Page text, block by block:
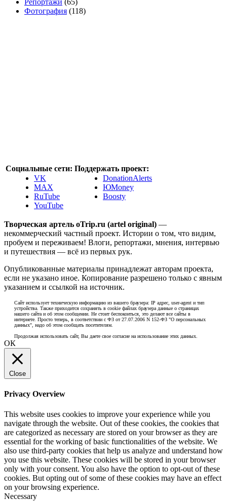
Репортажи (65)
Фотография (118)
Социальные сети:
VK
MAX
RuTube
YouTube
Поддержать проект:
DonationAlerts
ЮMoney
Boosty
Творческая артель oTrip.ru (artel original) —
некоммерческий частный проект. Истории о том, что видим,
пробуем и переживаем! Влоги, репортажи, мнения, интервью
и путешествия — всё из первых рук.
Опубликованные материалы принадлежат авторам проекта,
если не указано иное. Копирование разрешено только с явным
указанием и ссылкой на источник.
Сайт использует техническую информацию из вашего браузера: IP адрес, user-agent и тип
устройства. Также приходится сохранять в cookie файлах браузера данные о страницах
нашего сайта и об этом сообщении. Не стоит беспокоиться, это делают все сайты в
интернете. Просто теперь, в соответствии с ФЗ от 27.07.2006 N 152-ФЗ "О персональных
данных", надо об этом сообщать посетителям.
Продолжая использовать сайт, Вы даете свое согласие на использование этих данных.
ОК
Close
Privacy Overview
This website uses cookies to improve your experience while you
navigate through the website. Out of these cookies, the cookies that
are categorized as necessary are stored on your browser as they are
essential for the working of basic functionalities of the website. We
also use third-party cookies that help us analyze and understand how
you use this website. These cookies will be stored in your browser
only with your consent. You also have the option to opt-out of these
cookies. But opting out of some of these cookies may have an effect
on your browsing experience.
Necessary